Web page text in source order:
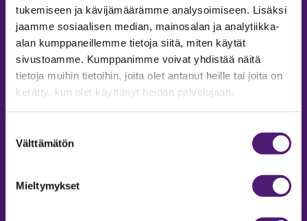
tukemiseen ja kävijämäärämme analysoimiseen. Lisäksi
jaamme sosiaalisen median, mainosalan ja analytiikka-
alan kumppaneillemme tietoja siitä, miten käytät
sivustoamme. Kumppanimme voivat yhdistää näitä
tietoja muihin tietoihin, joita olet antanut heille tai joita on
kerätty, kun olet käyttänyt heidän palvelujaan.
valinta
Välttämätön
Mieltymykset
MAJOITUS
Tiedustelut & Varaukset